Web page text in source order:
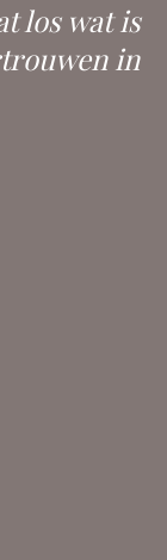
los wat is
in